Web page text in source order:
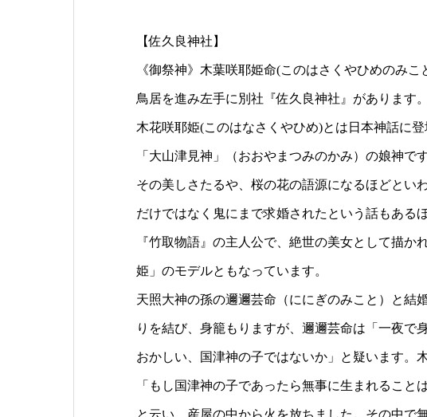
【佐久良神社】
《御祭神》木葉咲耶姫命(このはさくやひめのみこ
鳥居を進み左手に別社『佐久良神社』があります。
木花咲耶姫(このはなさくやひめ)とは日本神話に
「大山津見神」（おおやまつみのかみ）の娘神です
その美しさたるや、桜の花の語源になるほどとい
だけではなく鬼にまで求婚されたという話もあるほ
『竹取物語』の主人公で、絶世の美女として描か
姫」のモデルともなっています。
天照大神の孫の邇邇芸命（ににぎのみこと）と結
りを結び、身籠もりますが、邇邇芸命は「一夜で
おかしい、国津神の子ではないか」と疑います。
「もし国津神の子であったら無事に生まれること
と云い、産屋の中から火を放ちました。その中で